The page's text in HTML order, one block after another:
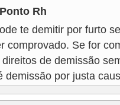
Rh
te demitir por furto
comprovado. Se for
de demissão
demissão por justa